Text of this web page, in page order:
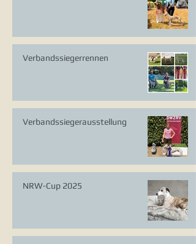
Verbandssiegerrennen
Verbandssiegerausstellung
NRW-Cup 2025